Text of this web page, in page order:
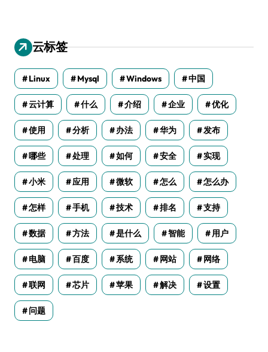
云标签
Linux Mysql Windows 中国
云计算 什么 介绍 企业 优化
使用 分析 办法 华为 发布
哪些 处理 如何 安全 实现
小米 应用 微软 怎么 怎么办
怎样 手机 技术 排名 支持
数据 方法 是什么 智能 用户
电脑 百度 系统 网站 网络
联网 芯片 苹果 解决 设置
问题